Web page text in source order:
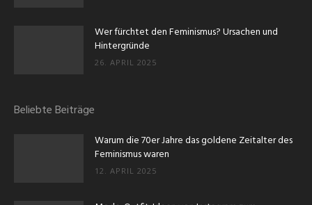
Wer fürchtet den Feminismus? Ursachen und
Hintergründe
26. APRIL 2025
Beliebte Beiträge
Warum die 70er Jahre das goldene Zeitalter des
Feminismus waren
12. APRIL 2025